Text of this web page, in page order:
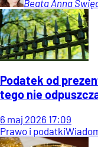
Beata Anna
Podatek od
tego nie
6 maj 2026 17:09
Prawo i podatki